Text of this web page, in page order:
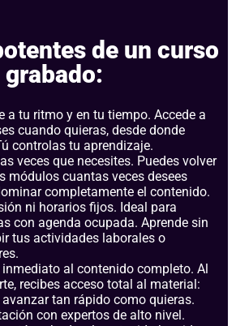
de un curso
grabado:
a tu ritmo y en tu tiempo. Accede a
cuando quieras, desde donde
controlas tu aprendizaje.
veces que necesites. Puedes volver
módulos cuantas veces desees
completamente el contenido.
ni horarios fijos. Ideal para
con agenda ocupada. Aprende sin
tus actividades laborales o
inmediato al contenido completo. Al
recibes acceso total al material:
avanzar tan rápido como quieras.
con expertos de alto nivel.